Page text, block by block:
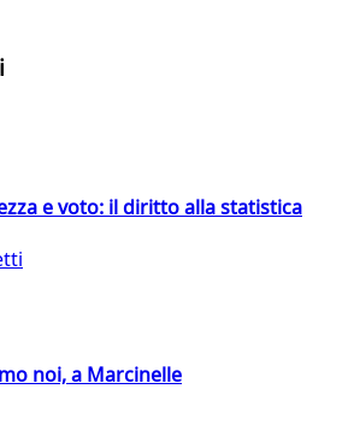
e voto: il diritto alla statistica
noi, a Marcinelle